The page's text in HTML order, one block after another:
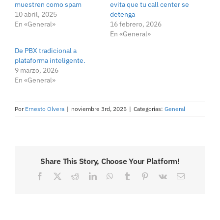
muestren como spam
10 abril, 2025
En «General»
evita que tu call center se
detenga
16 febrero, 2026
En «General»
De PBX tradicional a
plataforma inteligente.
9 marzo, 2026
En «General»
Por Ernesto Olvera | noviembre 3rd, 2025 | Categorías: General
Share This Story, Choose Your Platform!
Facebook RedditLinkedInWhatsApp
Tumblr Pinterest
Vk
Correo